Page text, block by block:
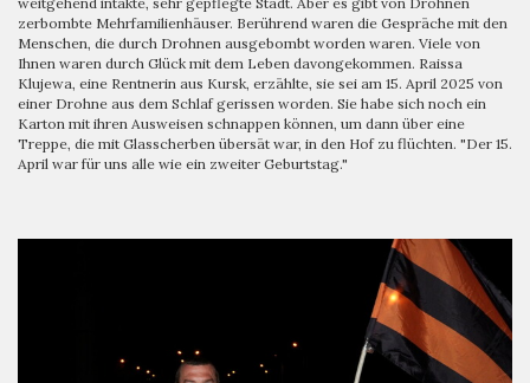
zerbombte Mehrfamilienhäuser. Berührend waren die Gespräche mit den
Menschen, die durch Drohnen ausgebombt worden waren. Viele von
Ihnen waren durch Glück mit dem Leben davongekommen. Raissa
Klujewa, eine Rentnerin aus Kursk, erzählte, sie sei am 15. April 2025 von
einer Drohne aus dem Schlaf gerissen worden. Sie habe sich noch ein
Karton mit ihren Ausweisen schnappen können, um dann über eine
Treppe, die mit Glasscherben übersät war, in den Hof zu flüchten. "Der 15.
April war für uns alle wie ein zweiter Geburtstag."